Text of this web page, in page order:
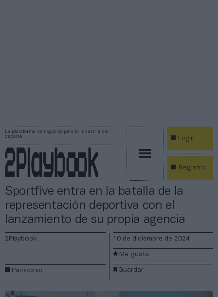
La plataforma de negocios para la industria del
deporte
Login
Registro
Sportfive entra en la batalla de la
representación deportiva con el
lanzamiento de su propia agencia
2Playbook
Patrocinio
10 de diciembre de 2024
Guardar
Me gusta